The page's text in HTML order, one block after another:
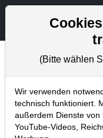
Aktuelles
Home Blog
Trading-
(Bitte wählen
Wir verwenden
technisch funktioniert.
außerdem Dienste
YouTube-Videos,